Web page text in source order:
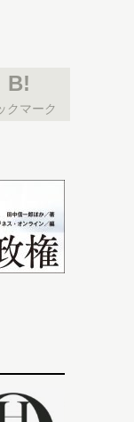
B!
クマーク